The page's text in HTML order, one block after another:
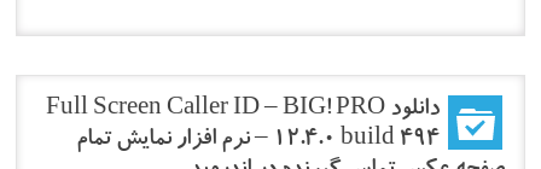
دانلود Full Screen Caller ID – BIG! PRO
12.4.0 build 494 – نرم افزار نمایش تمام